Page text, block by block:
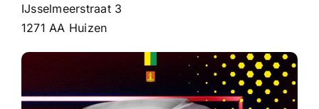
IJsselmeerstraat 3
1271 AA Huizen